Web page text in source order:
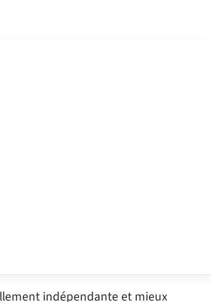
indépendante et mieux